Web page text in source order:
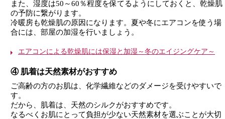
また、湿度は50～60％程度を保てるようにしておくと、乾燥肌
の予防に繋がります。
冷暖房も乾燥肌の原因になります。夏や冬にエアコンを使う場
合には、部屋の加湿を行いましょう。
エアコンによる乾燥肌には保湿と加湿～冬のエイジングケア～
④ 肌着は天然素材がおすすめ
ご高齢の方のお肌は、化学繊維などのダメージを受けやすいで
す。
だから、肌着は、天然のシルクがおすすめです。
なるべくお肌にとって負担が少ない天然素材を選ぶことが大切